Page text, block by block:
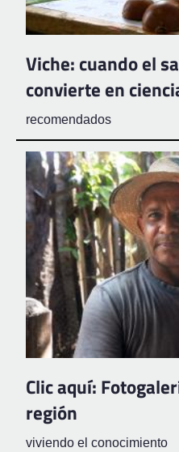
Viche: cuando el
convierte en
recomendados
Clic aquí:
región
viviendo el conocimiento